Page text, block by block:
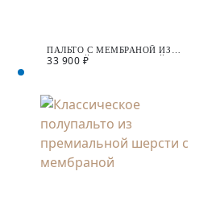
ПАЛЬТО С МЕМБРАНОЙ ИЗ
ВАРЕНОЙ ШЕРСТИ С ПАЙЕТКАМИ
33 900 ₽